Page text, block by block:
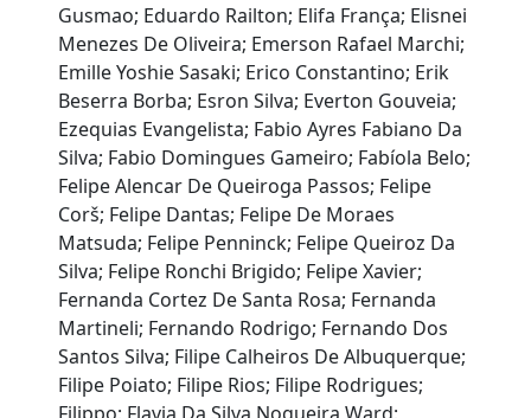
Gusmao; Eduardo Railton; Elifa França; Elisnei
Menezes De Oliveira; Emerson Rafael Marchi;
Emille Yoshie Sasaki; Erico Constantino; Erik
Beserra Borba; Esron Silva; Everton Gouveia;
Ezequias Evangelista; Fabio Ayres Fabiano Da
Silva; Fabio Domingues Gameiro; Fabíola Belo;
Felipe Alencar De Queiroga Passos; Felipe
Corš; Felipe Dantas; Felipe De Moraes
Matsuda; Felipe Penninck; Felipe Queiroz Da
Silva; Felipe Ronchi Brigido; Felipe Xavier;
Fernanda Cortez De Santa Rosa; Fernanda
Martineli; Fernando Rodrigo; Fernando Dos
Santos Silva; Filipe Calheiros De Albuquerque;
Filipe Poiato; Filipe Rios; Filipe Rodrigues;